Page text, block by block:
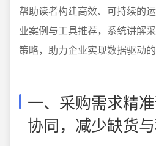
帮助读者构建高效、可持续的
业案例与工具推荐，系统讲解
策略，助力企业实现数据驱动的
一、采购需求精
协同，减少缺货